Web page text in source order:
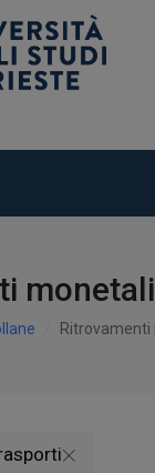
Ritrovamenti